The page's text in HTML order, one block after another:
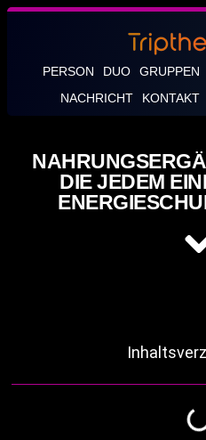
PERSON DUO GRUPPEN
NACHRICHT
KONTAKT
DIE JEDEM